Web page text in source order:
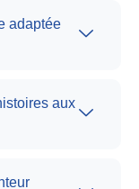
adaptée
aux